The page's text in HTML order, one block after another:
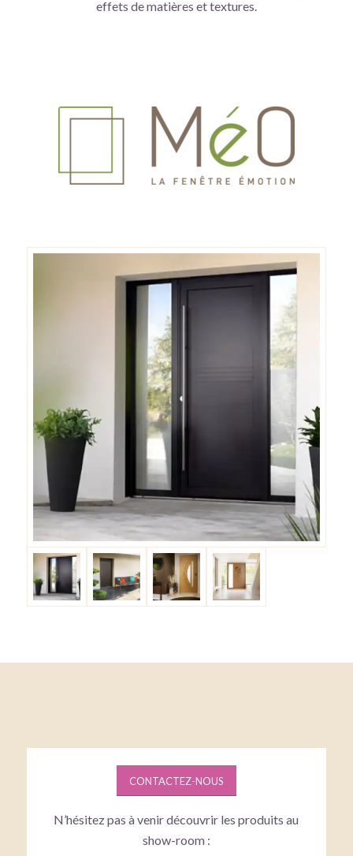
effets de matières et textures.
CONTACTEZ-NOUS
N’hésitez pas à venir découvrir les produits au
show-room :